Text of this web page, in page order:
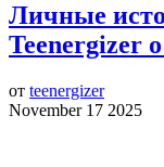
Личные
Teenergizer
от teenergizer
November 17 2025